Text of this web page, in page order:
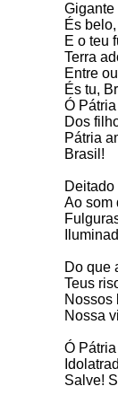
Gigante
És
E o teu
Terra
Entre
És tu,
Ó
Dos
Pátria
Brasil!
Ao som
Do que
Teus
Nossos
Nossa
Ó
Salve!